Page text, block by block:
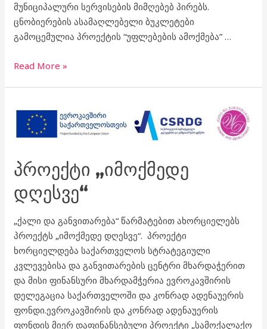
მუნიციპალური სერვისების მიმღებებ პირებს.
ცნობიერების ასამაღლებელი ბუკლეტები
გამოცემულია პროექტის “უფლებების ამოქმება” …
Read More »
ᲞᲠᲝᲔᲥᲢᲘ „ᲘᲛᲝᲥᲛᲔᲓᲔ
ᲓᲦᲔᲡᲕᲔ“
„ქალი და განვითარება“ წარმატებით ახორციელებს
პროექტს „იმოქმედე დღესვე“. პროექტი
ხორციელდება საქართველოს სტრატეგიული
კვლევებისა და განვითარების ცენტრი მხარდაჭერით
და მისი ფინანსური მხარდამჭერია ევროკავშირის
დელეგაცია საქართველოში და კონრად ადენაუერის
ფონდი.ევროკავშირის და კონრად ადენაუერის
ფონდის მიერ დაფინანსებული პროექტი „სამოქალაქო
პროექტი
„იმოქმედე
დღესვე“